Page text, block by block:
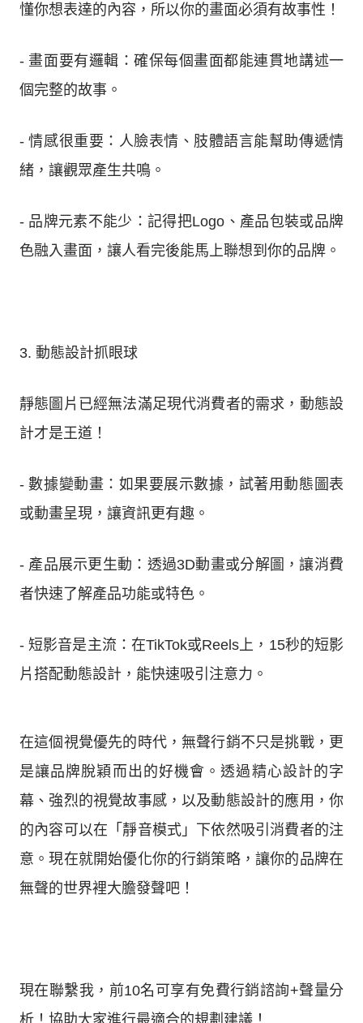
懂你想表達的內容，所以你的畫面必須有故事性！
- 畫面要有邏輯：確保每個畫面都能連貫地講述一
個完整的故事。
- 情感很重要：人臉表情、肢體語言能幫助傳遞情
緒，讓觀眾產生共鳴。
- 品牌元素不能少：記得把Logo、產品包裝或品牌
色融入畫面，讓人看完後能馬上聯想到你的品牌。
3. 動態設計抓眼球
靜態圖片已經無法滿足現代消費者的需求，動態設
計才是王道！
- 數據變動畫：如果要展示數據，試著用動態圖表
或動畫呈現，讓資訊更有趣。
- 產品展示更生動：透過3D動畫或分解圖，讓消費
者快速了解產品功能或特色。
- 短影音是主流：在TikTok或Reels上，15秒的短影
片搭配動態設計，能快速吸引注意力。
在這個視覺優先的時代，無聲行銷不只是挑戰，更
是讓品牌脫穎而出的好機會。透過精心設計的字
幕、強烈的視覺故事感，以及動態設計的應用，你
的內容可以在「靜音模式」下依然吸引消費者的注
意。現在就開始優化你的行銷策略，讓你的品牌在
無聲的世界裡大膽發聲吧！
現在聯繫我，前10名可享有免費行銷諮詢+聲量分
析！協助大家進行最適合的規劃建議！